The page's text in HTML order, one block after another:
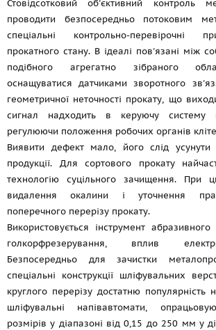
Стовідсотковий об'єктивний контроль
проводити безпосередньо потоковим
спеціальні контрольно-перевірочні
прокатного стану. В ідеалі пов'язані між
подібного агрегатно зібраного
оснащуватися датчиками зворотного
геометричної неточності прокату, що
сигнал надходить в керуючу систему
регулюючи положення робочих органів
Виявити дефект мало, його слід усунути
продукції. Для сортового прокату
технологію суцільного зачищення. При
видалення окалини і уточнення
поперечного перерізу прокату.
Використовується інструмент
голкорфрезерування, вплив
Безпосередньо для зачистки
спеціальні конструкції шліфувальних
круглого перерізу достатню популярність
шліфувальні напівавтомати,
розмірів у діапазоні від 0,15 до 250 мм у